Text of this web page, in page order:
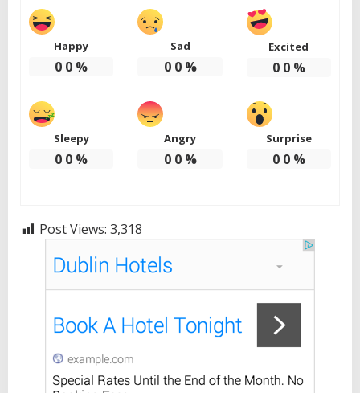
Happy
0 0 %
Sad
0 0%
Excited
0 0%
Sleepy
0 0 %
Angry
0 0%
Surprise
0 0%
Post Views: 3,318